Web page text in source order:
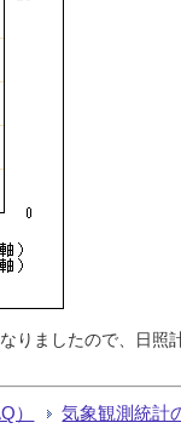
りましたので、日照
） 気象観測統計